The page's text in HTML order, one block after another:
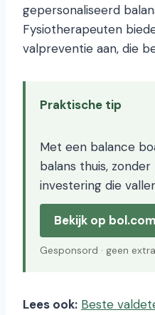
gepersonaliseerd
Fysiotherapeuten
valpreventie aan, die
Praktische tip
Met een balance
balans thuis,
investering die
Bekijk op
Gesponsord · geen
Lees ook: Beste